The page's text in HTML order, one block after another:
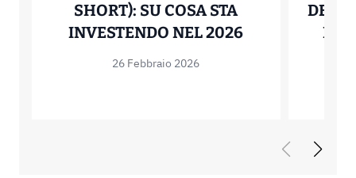
SHORT): SU COSA STA
INVESTENDO NEL 2026MICHAEL
26 Febbraio 2026
DEL
DAL